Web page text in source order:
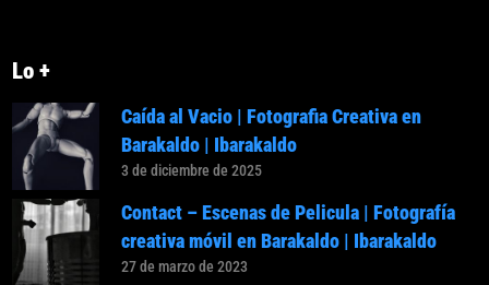
Lo +
Caída al Vacio | Fotografia Creativa en
Barakaldo | Ibarakaldo
3 de diciembre de 2025
Contact – Escenas de Pelicula | Fotografía
creativa móvil en Barakaldo | Ibarakaldo
27 de marzo de 2023